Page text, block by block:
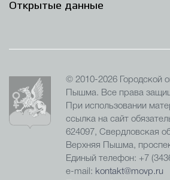
Открытые данные
© 2010-2026 Городской
Пышма. Все права
При использовании
ссылка на сайт
624097, Свердловская
Верхняя Пышма,
Единый телефон: +7
e-mail: kontakt@movp.ru